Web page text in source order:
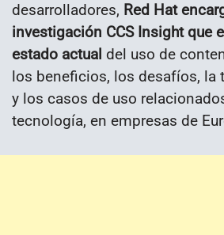
desarrolladores, Red Hat
investigación CCS Insight que
estado actual del uso de
los beneficios, los desafíos, la
y los casos de uso
tecnología, en empresas de